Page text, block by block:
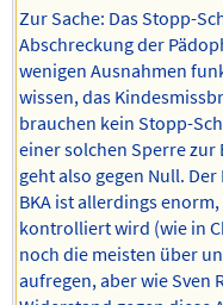
Zur Sache: Das Stopp-
Abschreckung der
wenigen Ausnahmen
wissen, das
brauchen kein Stopp-
einer solchen Sperre
geht also gegen Null.
BKA ist allerdings
kontrolliert wird (wie in
noch die meisten über
aufregen, aber wie Sven